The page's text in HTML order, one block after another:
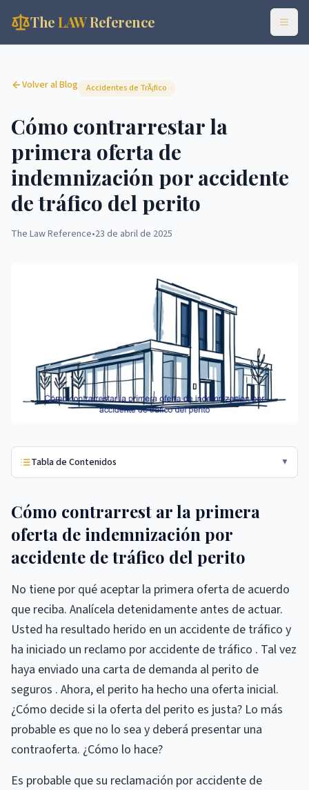
TheLAWReference
Volver al Blog Accidentes de TrÃ¡fico
Cómo contrarrestar la
primera oferta de
indemnización por accidente
de tráfico del perito
The Law Reference•23 de abril de 2025
Tabla de Contenidos ▼
Cómo contrarrest ar la primera
oferta de indemnización por
accidente de tráfico del perito
No tiene por qué aceptar la primera oferta de acuerdo
que reciba. Analícela detenidamente antes de actuar.
Usted ha resultado herido en un accidente de tráfico y
ha iniciado un reclamo por accidente de tráfico . Tal vez
haya enviado una carta de demanda al perito de
seguros . Ahora, el perito ha hecho una oferta inicial.
¿Cómo decide si la oferta del perito es justa? Lo más
probable es que no lo sea y deberá presentar una
contraoferta. ¿Cómo lo hace?
Es probable que su reclamación por accidente de